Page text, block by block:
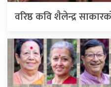
वरिष्ठ कवि शैलेन्द्र